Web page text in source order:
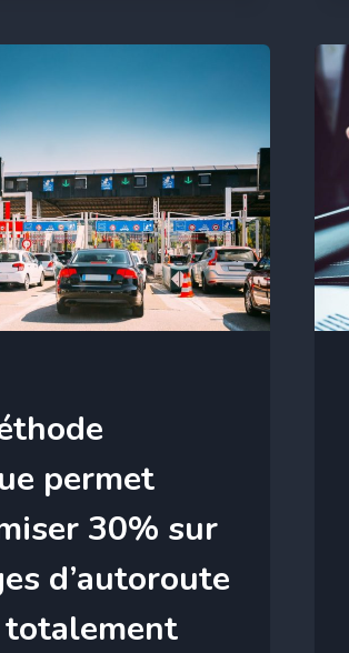
DE
permet
30% sur
d’autoroute
totalement